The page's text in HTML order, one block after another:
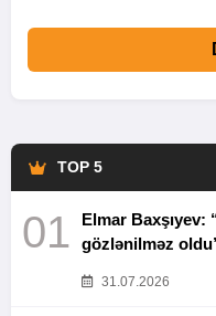
TOP 5
01
Elmar Baxşıyev:
gözlənilməz
31.07.2026